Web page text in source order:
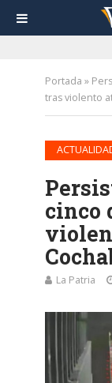
Portada »
tras violento
cinco
La Patria